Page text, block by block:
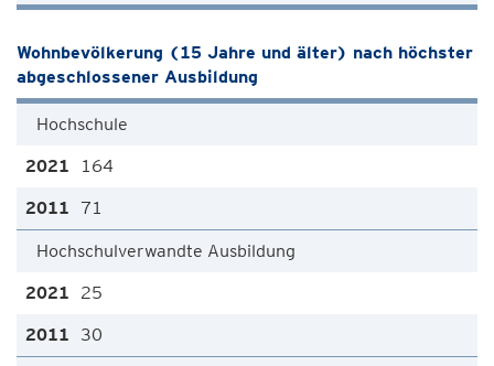
Wohnbevölkerung (15 Jahre und älter) nach höchster
abgeschlossener Ausbildung
Hochschule
164
71
Hochschulverwandte Ausbildung
25
30